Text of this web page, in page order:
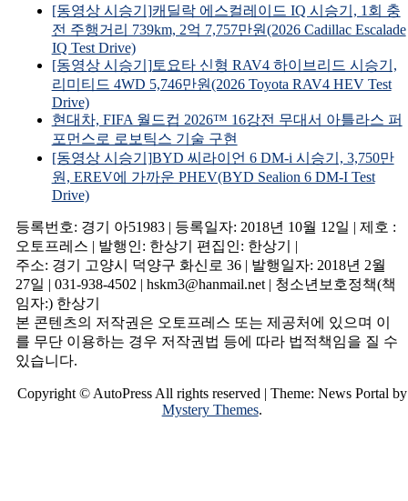
[동영상 시승기]캐딜락 에스컬레이드 IQ 시승기, 1회 충
전 주행거리 739km, 2억 7,757만원(2026 Cadillac Escalade
IQ Test Drive)
[동영상 시승기]토요타 신형 RAV4 하이브리드 시승기,
리미티드 4WD 5,746만원(2026 Toyota RAV4 HEV Test
Drive)
현대차, FIFA 월드컵 2026™ 16강전 무대서 아틀라스 퍼
포먼스로 로보틱스 기술 구현
[동영상 시승기]BYD 씨라이언 6 DM-i 시승기, 3,750만
원, EREV에 가까운 PHEV(BYD Sealion 6 DM-I Test
Drive)
등록번호: 경기 아51983 | 등록일자: 2018년 10월 12일 | 제호 :
오토프레스 | 발행인: 한상기 편집인: 한상기 |
주소: 경기 고양시 덕양구 화신로 36 | 발행일자: 2018년 2월
27일 | 031-938-4502 | hskm3@hanmail.net | 청소년보호정책(책
임자:) 한상기
본 콘텐츠의 저작권은 오토프레스 또는 제공처에 있으며 이
를 무단 이용하는 경우 저작권법 등에 따라 법적책임을 질 수
있습니다.
Copyright © AutoPress All rights reserved | Theme: News Portal by
Mystery Themes.